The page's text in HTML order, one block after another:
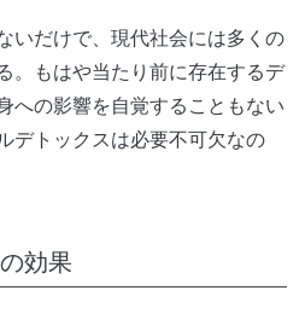
いだけで、現代社会には多くの
。もはや当たり前に存在するデ
への影響を自覚することもない
デトックスは必要不可欠なの
効果